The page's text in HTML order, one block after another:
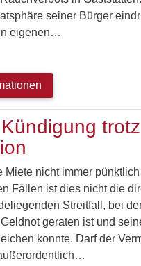
seiner Bürger
eigenen…
Miete nicht immer
Fällen ist dies nicht die
Streitfall, bei
geraten ist und
konnte. Darf der